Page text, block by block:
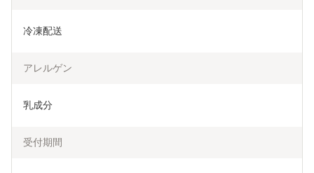
冷凍配送
アレルゲン
乳成分
受付期間